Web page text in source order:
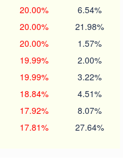
20.00% 6.54%
20.00% 21.98%
20.00% 1.57%
19.99% 2.00%
19.99% 3.22%
18.84% 4.51%
17.92% 8.07%
17.81% 27.64%